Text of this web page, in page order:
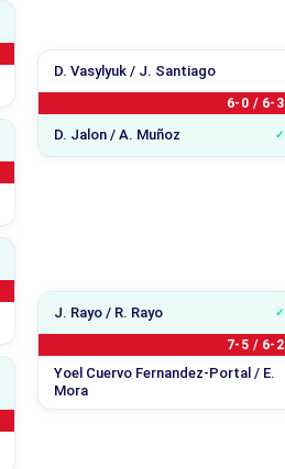
D. Vasylyuk / J. Santiago
6-0 / 6-3
D. Jalon / A. Muñoz
J. Rayo / R. Rayo
7-5 / 6-2
Yoel Cuervo Fernandez-Portal / E.
Mora